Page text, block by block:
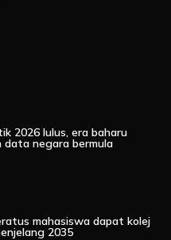
2026 lulus, era baharu
data negara bermula
mahasiswa dapat kolej
2035